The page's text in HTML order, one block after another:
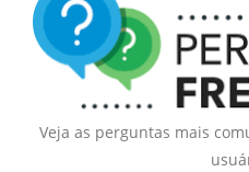
Veja as perguntas mais